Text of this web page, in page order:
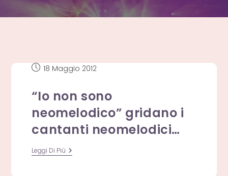
Articolo
18 Maggio 2012
“Io non sono
neomelodico” gridano i
cantanti neomelodici…
Leggi Di Più “Io
Non